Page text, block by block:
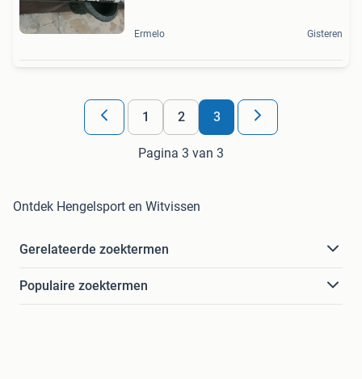
Ermelo Gisteren
1 2 3
Pagina 3 van 3
Ontdek Hengelsport en Witvissen
Gerelateerde zoektermen
Populaire zoektermen